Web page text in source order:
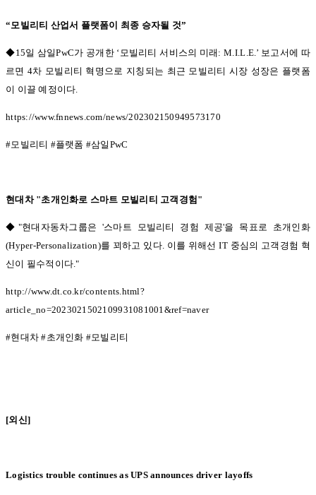
“모빌리티 산업서 플랫폼이 최종 승자될 것”
◆15일 삼일PwC가 공개한 ‘ 모빌리티 서비스의 미래 : M.I.L.E.’ 보고서에 따
르면 4차 모빌리티 혁명으로 지칭되는 최근 모빌리티 시장 성장은 플랫폼
이 이끌 예정이다.
https://www.fnnews.com/news/202302150949573170
#모빌리티 #플랫폼 #삼일 PwC
현대차 "초개인화로 스마트 모빌리티 고객경험 "
◆"현대자동차그룹은 '스마트 모빌리티 경험 제공'을 목표로 초개인화
(Hyper-Personalization)를 꾀하고 있다. 이를 위해선IT 중심의 고객경험 혁
신이 필수적이다."
http://www.dt.co.kr/contents.html?
article_no=2023021502109931081001&ref=naver
#현대차#초개인화 #모빌리티
[외신]
Logistics trouble continues as UPS announces driver layoffs